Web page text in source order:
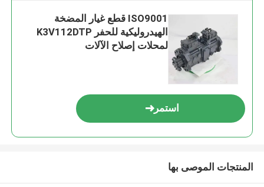
ISO9001 قطع غيار المضخة
الهيدروليكية للحفر K3V112DTP
لمحلات إصلاح الآلات
استمر
المنتجات الموصى بها